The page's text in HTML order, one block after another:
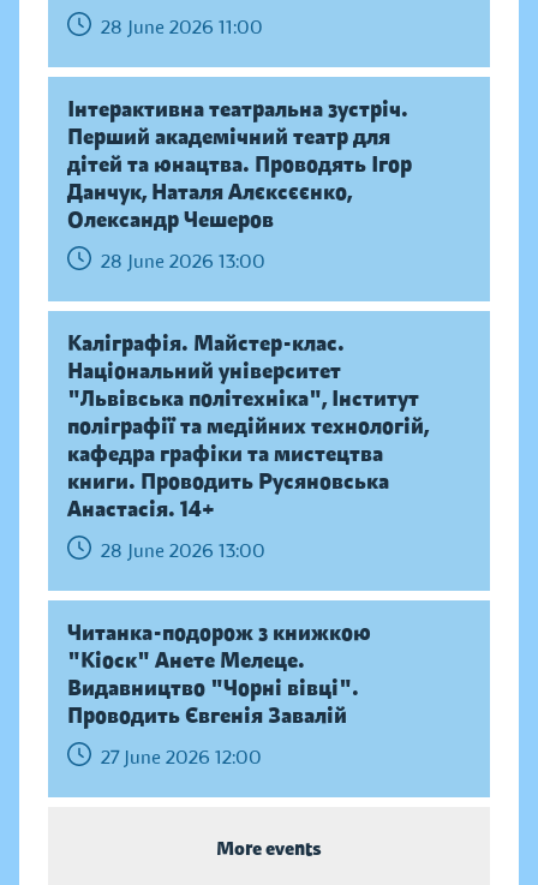
28 June 2026 11:00
Інтерактивна театральна зустріч.
Перший академічний театр для
дітей та юнацтва. Проводять Ігор
Данчук, Наталя Алєксєєнко,
Олександр Чешеров
28 June 2026 13:00
Каліграфія. Майстер-клас.
Національний університет
"Львівська політехніка", Інститут
поліграфії та медійних технологій,
кафедра графіки та мистецтва
книги. Проводить Русяновська
Анастасія. 14+
28 June 2026 13:00
Читанка-подорож з книжкою
"Кіоск" Анете Мелеце.
Видавництво "Чорні вівці".
Проводить Євгенія Завалій
27 June 2026 12:00
More events